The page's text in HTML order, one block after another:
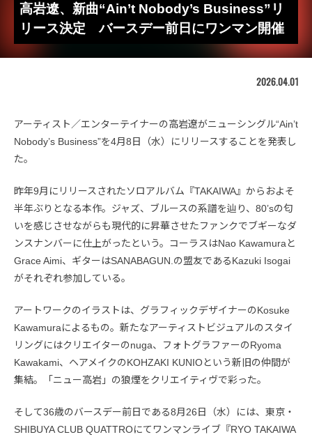
高岩遼、新曲“Ain’t Nobody’s Business”リ
リース決定 バースデー前日にワンマン開催
2026.04.01
アーティスト／エンターテイナーの高岩遼がニューシングル“Ain’t
Nobody’s Business”を4月8日（水）にリリースすることを発表し
た。
昨年9月にリリースされたソロアルバム『TAKAIWA』からおよそ
半年ぶりとなる本作。ジャズ、ブルースの系譜を辿り、80’sの匂
いを感じさせながらも現代的に昇華させたファンクでブギーなダ
ンスナンバーに仕上がったという。コーラスはNao Kawamuraと
Grace Aimi、ギターはSANABAGUN.の盟友であるKazuki Isogai
がそれぞれ参加している。
アートワークのイラストは、グラフィックデザイナーのKosuke
Kawamuraによるもの。新たなアーティストビジュアルのスタイ
リングにはクリエイターのnuga、フォトグラファーのRyoma
Kawakami、ヘアメイクのKOHZAKI KUNIOという新旧の仲間が
集結。「ニュー高岩」の狼煙をクリエイティヴで彩った。
そして36歳のバースデー前日である8月26日（水）には、東京・
SHIBUYA CLUB QUATTROにてワンマンライブ『RYO TAKAIWA